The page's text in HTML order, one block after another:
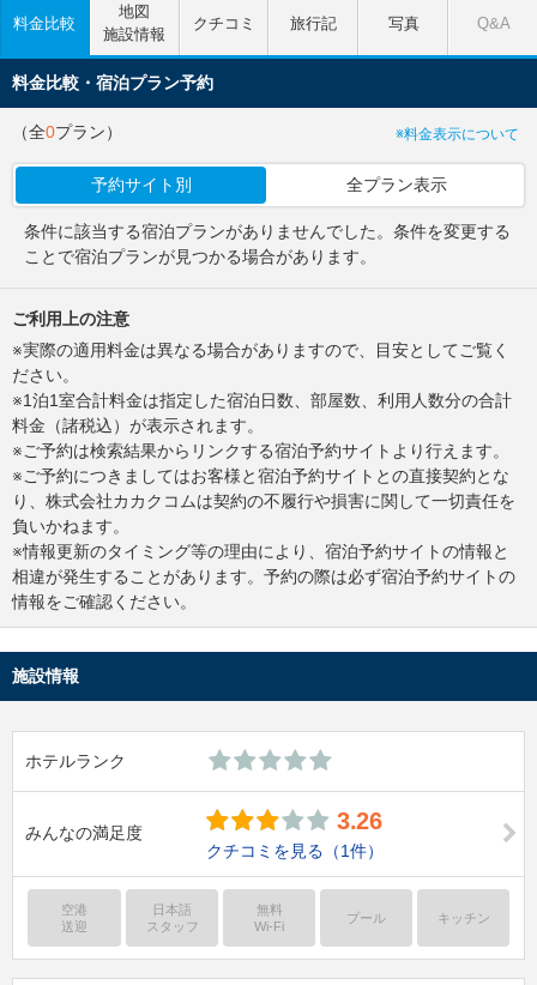
料金比較
地図
施設情報
クチコミ 旅行記 写真 Q&A
料金比較・宿泊プラン予約
（全0プラン） ※料金表示について
予約サイト別 全プラン表示
条件に該当する宿泊プランがありませんでした。条件を変更する
ことで宿泊プランが見つかる場合があります。
ご利用上の注意
※実際の適用料金は異なる場合がありますので、目安としてご覧く
ださい。
※1泊1室合計料金は指定した宿泊日数、部屋数、利用人数分の合計
料金（諸税込）が表示されます。
※ご予約は検索結果からリンクする宿泊予約サイトより行えます。
※ご予約につきましてはお客様と宿泊予約サイトとの直接契約とな
り、株式会社カカクコムは契約の不履行や損害に関して一切責任を
負いかねます。
※情報更新のタイミング等の理由により、宿泊予約サイトの情報と
相違が発生することがあります。予約の際は必ず宿泊予約サイトの
情報をご確認ください。
施設情報
ホテルランク
みんなの満足度 3.26
クチコミを見る （1件）
空港
送迎
日本語
スタッフ
無料
Wi-Fi
プール キッチン